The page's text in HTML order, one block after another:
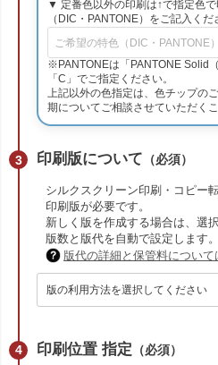
▼ 定番色以外の印刷は↑で指定色
（DIC・PANTONE）をご記入くだ
※PANTONEは「PANTONE Solid
「C」でご指定ください。
上記以外の色指定は、色チップの
期についてご相談させていただく
印刷版について （必須）
シルクスクリーン印刷・コピー
印刷版が必要です。
新しく版を作成する場合は、選
版数と版代を自動で設定します。
版代の詳細と保管料について
印刷位置 指定 （必須）